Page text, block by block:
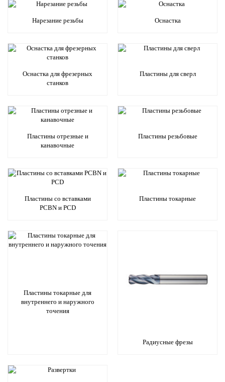
Нарезание резьбы Оснастка
Оснастка для фрезерных
станков
Пластины для сверл
Пластины отрезные и
канавочные
Пластины резьбовые
Пластины со вставками
PCBN и PCD
Пластины токарные
Пластины токарные для
внутреннего и наружного
точения
Радиусные фрезы